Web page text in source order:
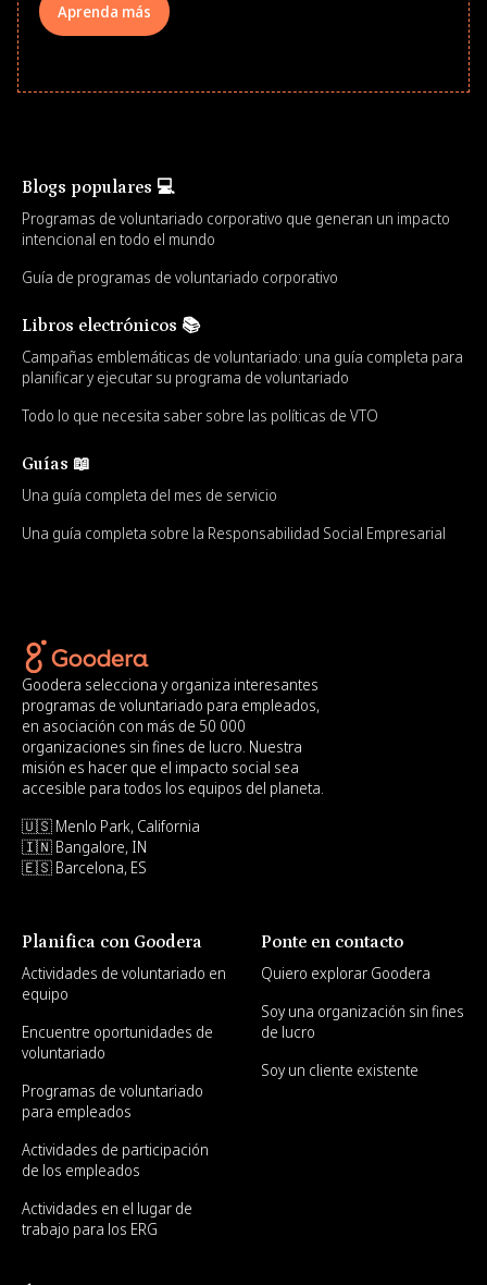
Aprenda más
Blogs populares 💻
Programas de voluntariado corporativo que generan un impacto
intencional en todo el mundo
Guía de programas de voluntariado corporativo
Libros electrónicos 📚
Campañas emblemáticas de voluntariado: una guía completa para
planificar y ejecutar su programa de voluntariado
Todo lo que necesita saber sobre las políticas de VTO
Guías 📖
Una guía completa del mes de servicio
Una guía completa sobre la Responsabilidad Social Empresarial
Goodera selecciona y organiza interesantes
programas de voluntariado para empleados,
en asociación con más de 50 000
organizaciones sin fines de lucro. Nuestra
misión es hacer que el impacto social sea
accesible para todos los equipos del planeta.
🇺🇸 Menlo Park, California
🇮🇳 Bangalore, IN
🇪🇸 Barcelona, ES
Planifica con Goodera
Actividades de voluntariado en
equipo
Encuentre oportunidades de
voluntariado
Programas de voluntariado
para empleados
Actividades de participación
de los empleados
Actividades en el lugar de
trabajo para los ERG
Ponte en contacto
Quiero explorar Goodera
Soy una organización sin fines
de lucro
Soy un cliente existente